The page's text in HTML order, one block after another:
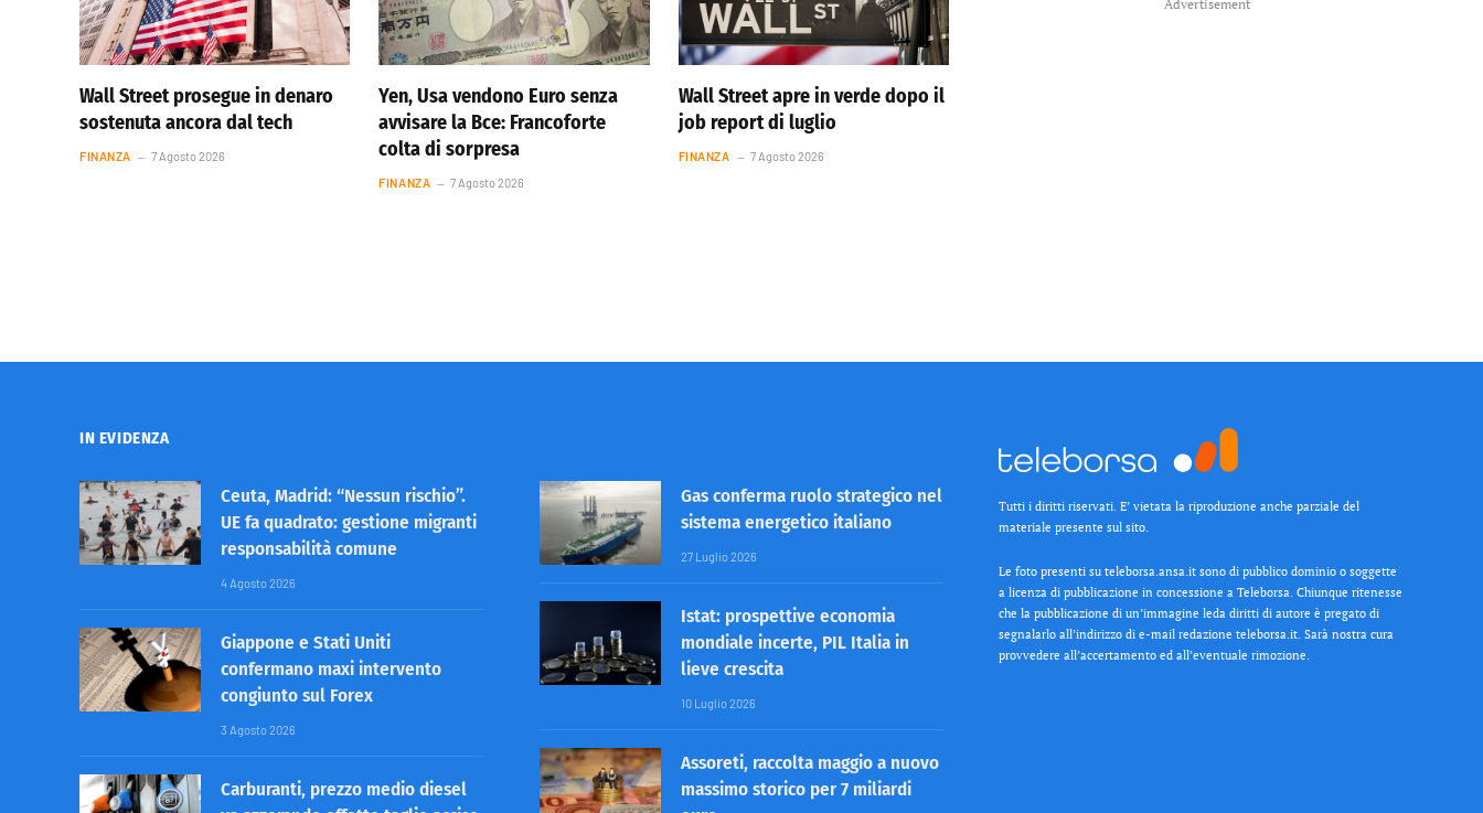
Wall Street prosegue in denaro
sostenuta ancora dal tech
FINANZA 7 Agosto 2026
Yen, Usa vendono Euro senza
avvisare la Bce: Francoforte
colta di sorpresa
FINANZA 7 Agosto 2026
Wall Street apre in verde dopo il
job report di luglio
FINANZA 7 Agosto 2026
Advertisement
IN EVIDENZA
Ceuta, Madrid: “Nessun rischio”.
UE fa quadrato: gestione migranti
responsabilità comune
4 Agosto 2026
Giappone e Stati Uniti
confermano maxi intervento
congiunto sul Forex
3 Agosto 2026
Carburanti, prezzo medio diesel
Gas conferma ruolo strategico nel
sistema energetico italiano
27 Luglio 2026
Istat: prospettive economia
mondiale incerte, PIL Italia in
lieve crescita
10 Luglio 2026
Assoreti, raccolta maggio a nuovo
massimo storico per 7 miliardi
Tutti i diritti riservati. E’ vietata la riproduzione anche parziale del
materiale presente sul sito.
Le foto presenti su teleborsa.ansa.it sono di pubblico dominio o soggette
a licenza di pubblicazione in concessione a Teleborsa. Chiunque ritenesse
che la pubblicazione di un’immagine leda diritti di autore è pregato di
segnalarlo all’indirizzo di e-mail redazione teleborsa.it. Sarà nostra cura
provvedere all’accertamento ed all’eventuale rimozione.